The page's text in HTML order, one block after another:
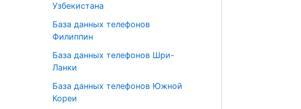
Узбекистана
База данных телефонов
Филиппин
База данных телефонов Шри-
Ланки
База данных телефонов Южной
Кореи